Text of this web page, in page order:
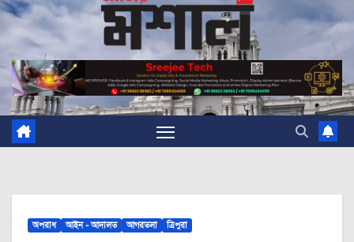
অপরাধ আইন - আদালত আগরতলা ত্রিপুরা